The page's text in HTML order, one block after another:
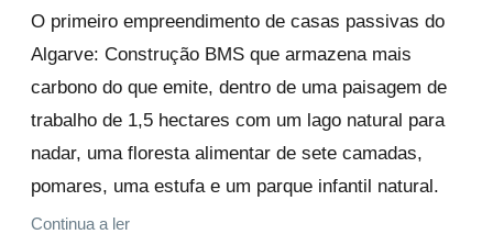
O primeiro empreendimento de casas passivas do
Algarve: Construção BMS que armazena mais
carbono do que emite, dentro de uma paisagem de
trabalho de 1,5 hectares com um lago natural para
nadar, uma floresta alimentar de sete camadas,
pomares, uma estufa e um parque infantil natural.
Continua a ler